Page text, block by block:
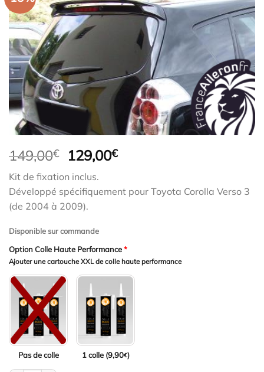
149,00€
Le
prix
initial
était :
149,00€.
129,00€Le
est :
Kit de fixation inclus.
Développé spécifiquement pour Toyota Corolla Verso 3
(de 2004 à 2009).
Disponible sur commande
Option Colle Haute Performance*
Ajouter une cartouche XXL de colle haute performance
Pas de colle 1 colle (9,90€)